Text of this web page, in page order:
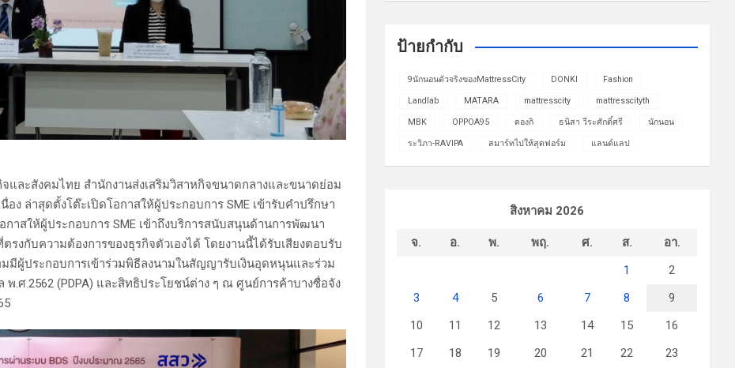
และสังคมไทย สำนักงานส่งเสริมวิสาหกิจขนาดกลางและขนาดย่อม
อง ล่าสุดตั้งโต๊ะเปิดโอกาสให้ผู้ประกอบการ SME เข้ารับคำปรึกษา
กาสให้ผู้ประกอบการ SME เข้าถึงบริการสนับสนุนด้านการพัฒนา
รงกับความต้องการของธุรกิจตัวเองได้ โดยงานนี้ได้รับเสียงตอบรับ
มีผู้ประกอบการเข้าร่วมพิธีลงนามในสัญญารับเงินอุดหนุนและร่วม
ศ.2562 (PDPA) และสิทธิประโยชน์ต่าง ๆ ณ ศูนย์การค้าบางซื่อจัง
ป้ายกำกับ
9นักนอนตัวจริงของMattressCity DONKI Fashion
Landlab MATARA mattresscity mattresscityth
MBK OPPOA95 ดองกิ ธนิสา วีระศักดิ์ศรี นักนอน
ระวิภา-RAVIPA สมาร์ทไปให้สุดฟอร์ม แลนด์แลป
สิงหาคม 2026
จ. อ. พ. พฤ. ศ. ส.
อา.
1
2
3
4 5 6 7 8
9
10
11 12 13 14 15
16
17
18 19 20 21 22
23